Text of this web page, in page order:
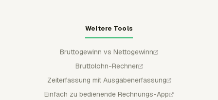
Weitere Tools
Bruttogewinn vs Nettogewinn
Bruttolohn-Rechner
Zeiterfassung mit Ausgabenerfassung
Einfach zu bedienende Rechnungs-App